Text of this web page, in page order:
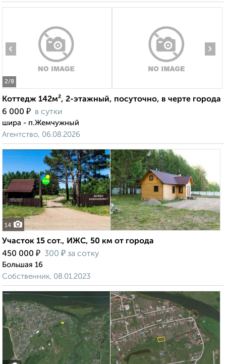
2/8
‹ ›
Коттедж 142м², 2-этажный, посуточно, в черте города
6 000 ₽ в сутки
шира - п.Жемчужный
Агентство, 06.08.2026
14
Участок 15 сот., ИЖС, 50 км от города
450 000 ₽ 300 ₽ за сотку
Большая 16
Собственник, 08.01.2023